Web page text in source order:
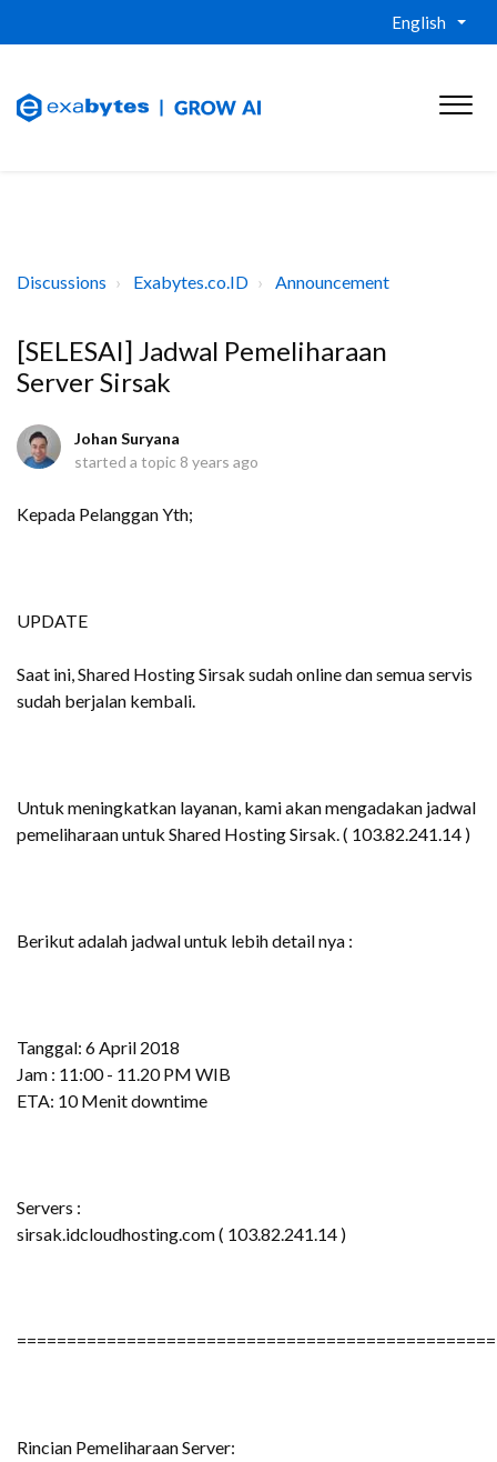
English
Discussions Exabytes.co.ID Announcement
[SELESAI] Jadwal Pemeliharaan
Server Sirsak
Johan Suryana
started a topic 8 years ago
Kepada Pelanggan Yth;
UPDATE
Saat ini, Shared Hosting Sirsak sudah online dan semua servis
sudah berjalan kembali.
Untuk meningkatkan layanan, kami akan mengadakan jadwal
pemeliharaan untuk Shared Hosting Sirsak. ( 103.82.241.14 )
Berikut adalah jadwal untuk lebih detail nya :
Tanggal: 6 April 2018
Jam : 11:00 - 11.20 PM WIB
ETA: 10 Menit downtime
Servers :
sirsak.idcloudhosting.com ( 103.82.241.14 )
Rincian Pemeliharaan Server: